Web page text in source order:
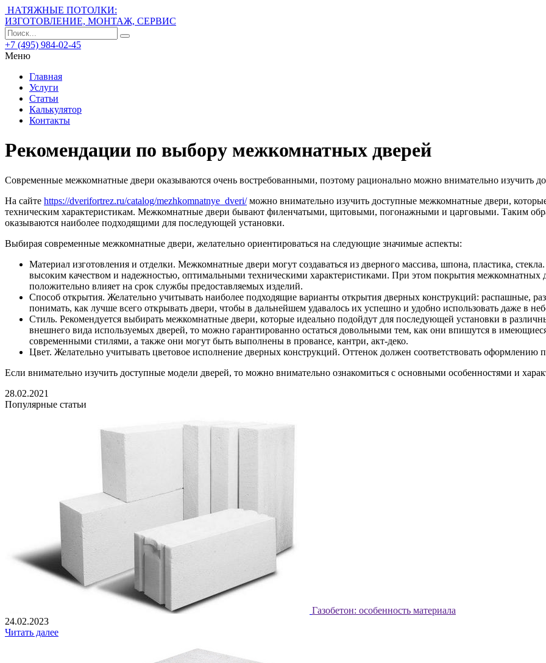
НАТЯЖНЫЕ ПОТОЛКИ:
ИЗГОТОВЛЕНИЕ, МОНТАЖ, СЕРВИС
+7 (495) 984-02-45
Меню
Главная
Услуги
Статьи
Калькулятор
Контакты
Рекомендации по выбору межкомнатных дверей
Современные межкомнатные двери оказываются очень востребованными, поэтому рационально можно внимательно изучить
На сайте https://dverifortrez.ru/catalog/mezhkomnatnye_dveri/можно внимательно изучить доступные межкомнатные двери,
техническим характеристикам. Межкомнатные двери бывают филенчатыми, щитовыми, погонажными и царговыми. Таким
оказываются наиболее подходящими для последующей установки.
Выбирая современные межкомнатные двери, желательно ориентироваться на следующие значимые аспекты:
Материал изготовления и отделки. Межкомнатные двери могут создаваться из дверного массива, шпона, пластика,
высоким качеством и надежностью, оптимальными техническими характеристиками. При этом покрытия межкомнатных
положительно влияет на срок службы предоставляемых изделий.
Способ открытия. Желательно учитывать наиболее подходящие варианты открытия дверных конструкций: распашные,
понимать, как лучше всего открывать двери, чтобы в дальнейшем удавалось их успешно и удобно использовать даже в
Стиль. Рекомендуется выбирать межкомнатные двери, которые идеально подойдут для последующей установки в
внешнего вида используемых дверей, то можно гарантированно остаться довольными тем, как они впишутся в
современными стилями, а также они могут быть выполнены в провансе, кантри, акт-деко.
Цвет. Желательно учитывать цветовое исполнение дверных конструкций. Оттенок должен соответствовать
Если внимательно изучить доступные модели дверей, то можно внимательно ознакомиться с основными особенностями и
28.02.2021
Популярные статьи
Газобетон: особенность материала
24.02.2023
Читать далее